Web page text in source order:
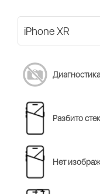
Диагностика
Разбито
Нет